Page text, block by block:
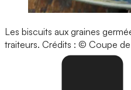
Les biscuits aux graines
traiteurs. Crédits : © Coupe